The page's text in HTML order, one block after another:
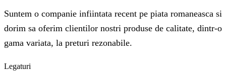
Suntem o companie infiintata recent pe piata romaneasca si
dorim sa oferim clientilor nostri produse de calitate, dintr-o
gama variata, la preturi rezonabile.
Legaturi